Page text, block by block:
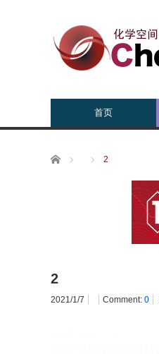
首页
Home 2
2
2021/1/7 Comment: 0